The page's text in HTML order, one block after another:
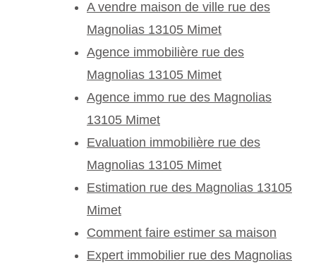
A vendre maison de ville rue des
Magnolias 13105 Mimet
Agence immobilière rue des
Magnolias 13105 Mimet
Agence immo rue des Magnolias
13105 Mimet
Evaluation immobilière rue des
Magnolias 13105 Mimet
Estimation rue des Magnolias 13105
Mimet
Comment faire estimer sa maison
Expert immobilier rue des Magnolias